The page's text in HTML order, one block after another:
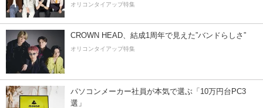
オリコンタイアップ特集
CROWN HEAD、結成1周年で見えた”バンドらしさ”
オリコンタイアップ特集
パソコンメーカー社員が本気で選ぶ「10万円台PC3
選」